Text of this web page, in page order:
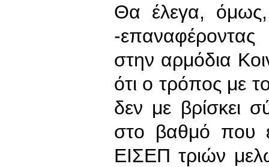
Θα έλεγα, όμως,
-
στην αρμόδια
ότι ο τρόπος με
δεν με βρίσκει
στο βαθμό που
ΕΙΣΕΠ τριών